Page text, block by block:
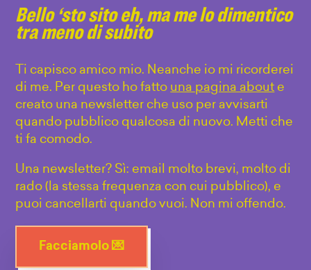
Bello ‘sto sito eh, ma me lo dimentico
tra meno di subito
Ti capisco amico mio. Neanche io mi ricorderei
di me. Per questo ho fatto una pagina about e
creato una newsletter che uso per avvisarti
quando pubblico qualcosa di nuovo. Metti che
ti fa comodo.
Una newsletter? Sì: email molto brevi, molto di
rado (la stessa frequenza con cui pubblico), e
puoi cancellarti quando vuoi. Non mi offendo.
Facciamolo 💌